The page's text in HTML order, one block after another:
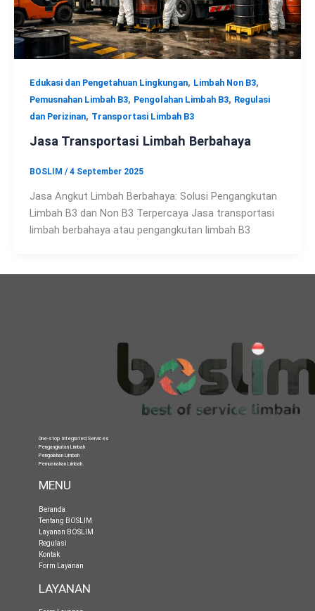
Edukasi dan Pengetahuan Lingkungan, Limbah Non B3,
Pemusnahan Limbah B3, Pengolahan Limbah B3, Regulasi
dan Perizinan, Transportasi Limbah B3
Jasa Transportasi Limbah Berbahaya
BOSLIM /4 September 2025
Jasa Angkut Limbah Berbahaya: Solusi Pengangkutan
Limbah B3 dan Non B3 Terpercaya Jasa transportasi
limbah berbahaya atau pengangkutan limbah B3
One-stop Integrated Services
Pengangkutan Limbah
Pengolahan Limbah
Pemusnahan Limbah.
MENU
Beranda
Tentang BOSLIM
Layanan BOSLIM
Regulasi
Kontak
Form Layanan
LAYANAN